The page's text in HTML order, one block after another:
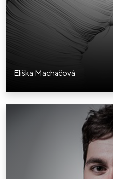
Eliška Machačová